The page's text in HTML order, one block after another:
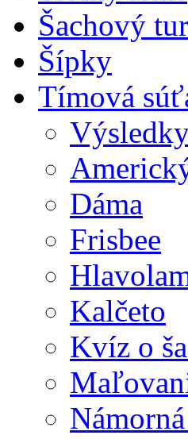
Šachový
Šípky
Tímová
Dáma
Frisbee
Kalčeto
Kvíz o